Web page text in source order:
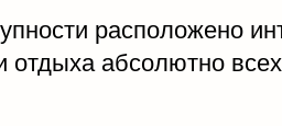
расположено
отдыха абсолютно